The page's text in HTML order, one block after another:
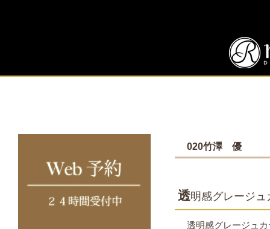
020竹澤 優
透明感グレージ
透明感グレージュ